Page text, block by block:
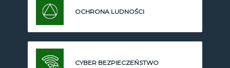
OCHRONA LUDNOŚCI
CYBER BEZPIECZEŃSTWO